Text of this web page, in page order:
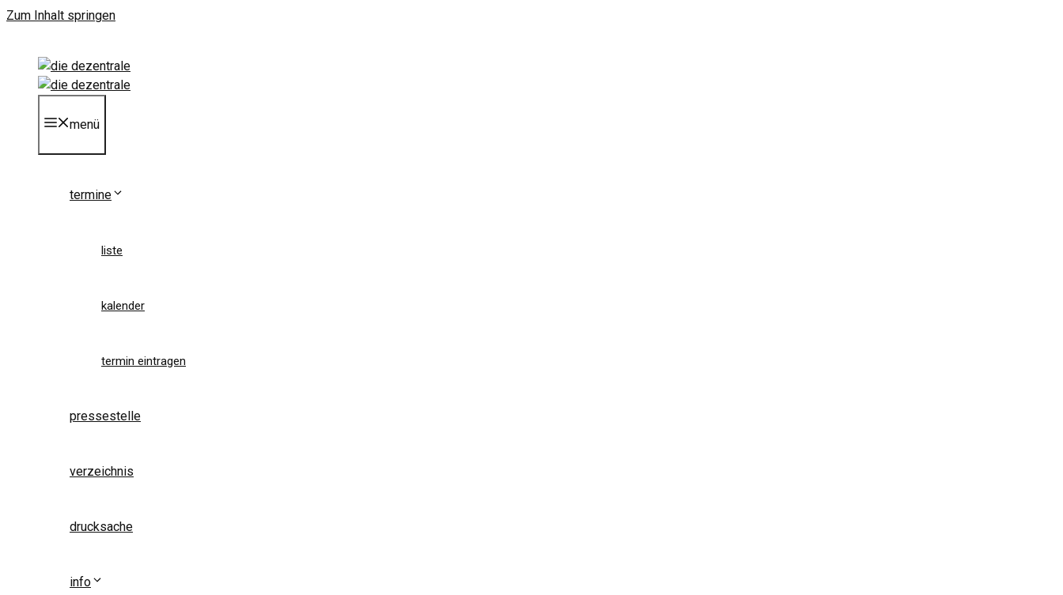
Zum Inhalt springen
menü
termine
liste
kalender
termin eintragen
pressestelle
verzeichnis
drucksache
info